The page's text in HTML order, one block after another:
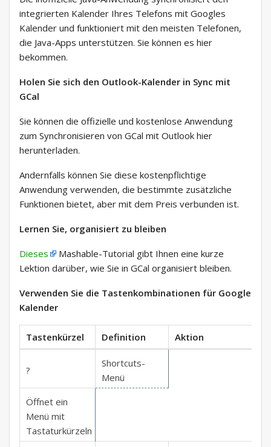
integrierten Kalender Ihres Telefons mit Googles
Kalender und funktioniert mit den meisten Telefonen,
die Java-Apps unterstützen. Sie können es hier
bekommen.
Holen Sie sich den Outlook-Kalender in Sync mit
GCal
Sie können die offizielle und kostenlose Anwendung
zum Synchronisieren von GCal mit Outlook hier
herunterladen.
Andernfalls können Sie diese kostenpflichtige
Anwendung verwenden, die bestimmte zusätzliche
Funktionen bietet, aber mit dem Preis verbunden ist.
Lernen Sie, organisiert zu bleiben
Dieses
Mashable-Tutorial gibt Ihnen eine kurze
Lektion darüber, wie Sie in GCal organisiert bleiben.
Verwenden Sie die Tastenkombinationen für Google
Kalender
Tastenkürzel Definition Aktion
?
Shortcuts-
Menü
Öffnet ein
Menü mit
Tastaturkürzeln